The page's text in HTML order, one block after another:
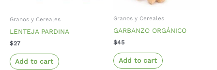
Granos y Cereales
LENTEJA PARDINA
$27
Add to cart
Granos y Cereales
GARBANZO ORGÁNICO
$45
Add to cart